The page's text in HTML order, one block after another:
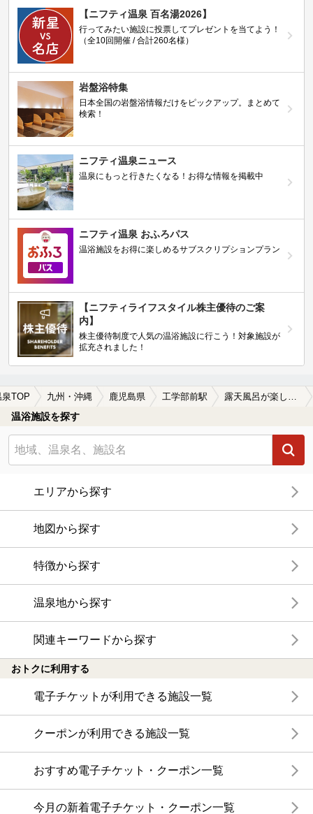
【ニフティ温泉 百名湯2026】
行ってみたい施設に投票してプレゼントを当てよう！
（全10回開催 / 合計260名様）
岩盤浴特集
日本全国の岩盤浴情報だけをピックアップ。まとめて
検索！
ニフティ温泉ニュース
温泉にもっと行きたくなる！お得な情報を掲載中
ニフティ温泉 おふろパス
温浴施設をお得に楽しめるサブスクリプションプラン
【ニフティライフスタイル株主優待のご案
内】
株主優待制度で人気の温浴施設に行こう！対象施設が
拡充されました！
泉TOP 九州・沖縄 鹿児島県 工学部前駅
温浴施設を探す
エリアから探す
地図から探す
特徴から探す
温泉地から探す
関連キーワードから探す
おトクに利用する
電子チケットが利用できる施設一覧
クーポンが利用できる施設一覧
おすすめ電子チケット・クーポン一覧
今月の新着電子チケット・クーポン一覧